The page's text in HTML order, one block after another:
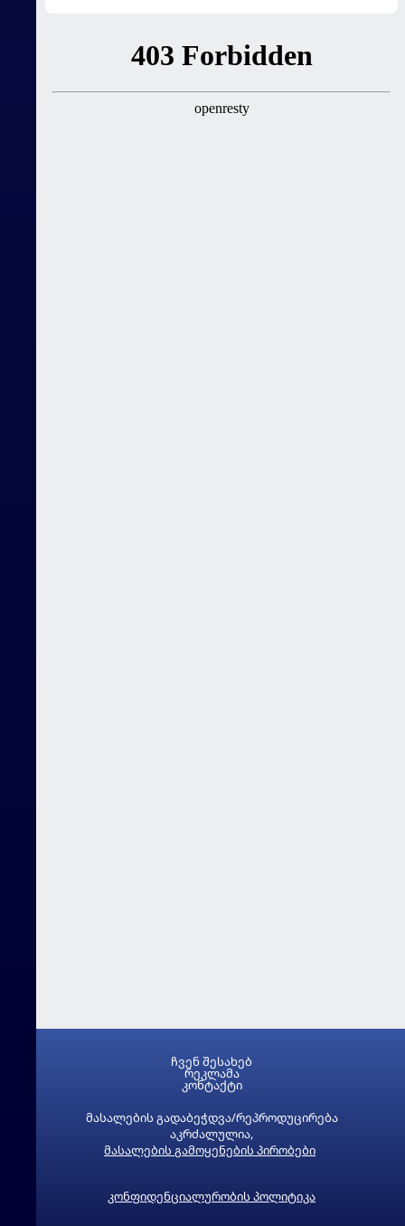
მასალების გადაბეჭდვა/რეპროდუცირება
აკრძალულია,
მასალების გამოყენების პირობები
კონფიდენციალურობის პოლიტიკა
ჩვენ შესახებ
რეკლამა
კონტაქტი